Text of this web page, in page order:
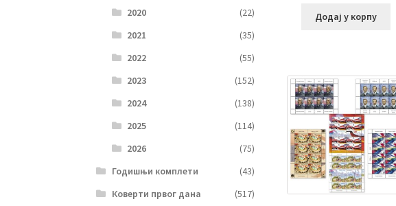
Додај у корпу
2020
(22)
2021
(35)
2022
(55)
2023
(152)
2024
(138)
2025
(114)
2026
(75)
Годишњи комплети
(43)
Коверти првог дана
(517)